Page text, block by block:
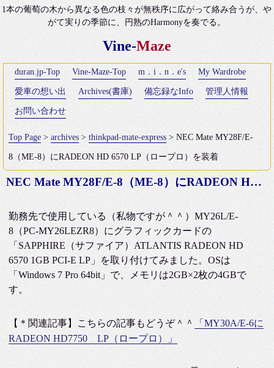
1本の葡萄の木から異なる色の枝々が無秩序に広がって絡み合うが、や
がて実りの季節に、円熟のHarmonyを奏でる。
Vine-Maze
duran.jp-Top Vine-Maze-Top m．i．n．e's My Wardrobe
愛車の想い出 Archives(書庫) 備忘録なInfo 管理人情報
お問い合わせ
Top Page >archives >thinkpad-mate-express > NEC Mate MY28F/E-
8（ME-8）にRADEON HD 6570 LP（ロープロ）を装着
NEC Mate MY28F/E-8（ME-8）にRADEON HD 6570 LP（ロープロ）を装着
勤務先で使用している（私物ですが＾＾）MY26L/E-
8（PC-MY26LEZR8）にグラフィックカードの
「SAPPHIRE（サファイア）ATLANTIS RADEON HD
6570 1GB PCI-E LP」を取り付けてみました。OSは
「Windows 7 Pro 64bit」で、メモリは2GB×2枚の4GBで
す。
【＊関連記事】こちらの記事もどうぞ＾＾
「MY30A/E-6に
RADEON HD7750 LP（ロープロ）」